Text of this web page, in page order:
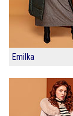
Emilka